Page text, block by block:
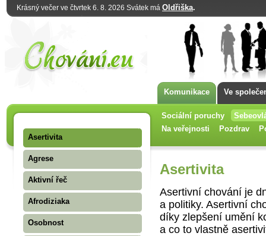
Krásný večer ve čtvrtek 6. 8. 2026 Svátek má Oldřiška.
Komunikace Ve
Sociální poruchy
Na veřejnosti
Pozdrav
Asertivita
Agrese
Aktivní řeč
Afrodiziaka
Osobnost
Asertivita
Asertivní chování je
a politiky. Asertivní
díky zlepšení umění
a co to vlastně